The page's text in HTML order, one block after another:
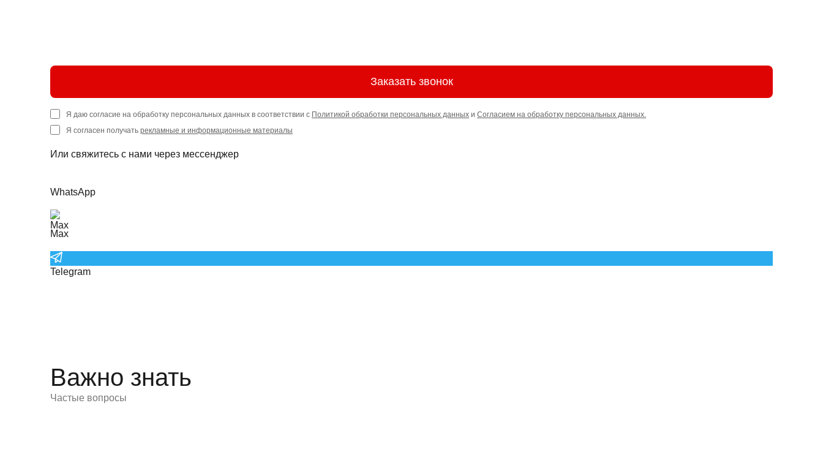
Заказать звонок
Я даю согласие на обработку персональных данных в соответствии с Политикой обработки персональных данных и Согласием на обработку персональных данных.
Я согласен получать рекламные и информационные материалы
Или свяжитесь с нами через мессенджер
WhatsApp
Max
Telegram
Важно знать
Частые вопросы